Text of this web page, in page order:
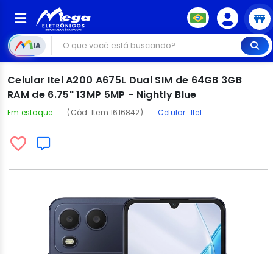
IA
Celular Itel A200 A675L Dual SIM de 64GB 3GB
RAM de 6.75" 13MP 5MP - Nightly Blue
Em estoque (Cód. Item 1616842) Celular Itel